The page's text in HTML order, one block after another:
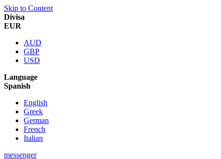
Skip to Content
Divisa
EUR
AUD
GBP
USD
Language
Spanish
English
Greek
German
French
Italian
messenger